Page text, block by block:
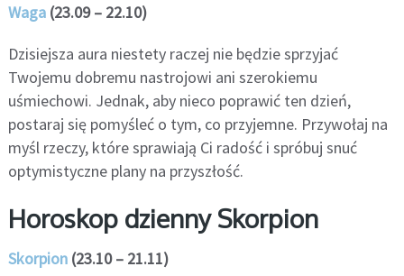
Waga(23.09 – 22.10)
Dzisiejsza aura niestety raczej nie będzie sprzyjać
Twojemu dobremu nastrojowi ani szerokiemu
uśmiechowi. Jednak, aby nieco poprawić ten dzień,
postaraj się pomyśleć o tym, co przyjemne. Przywołaj na
myśl rzeczy, które sprawiają Ci radość i spróbuj snuć
optymistyczne plany na przyszłość.
Horoskop dzienny Skorpion
Skorpion(23.10 – 21.11)